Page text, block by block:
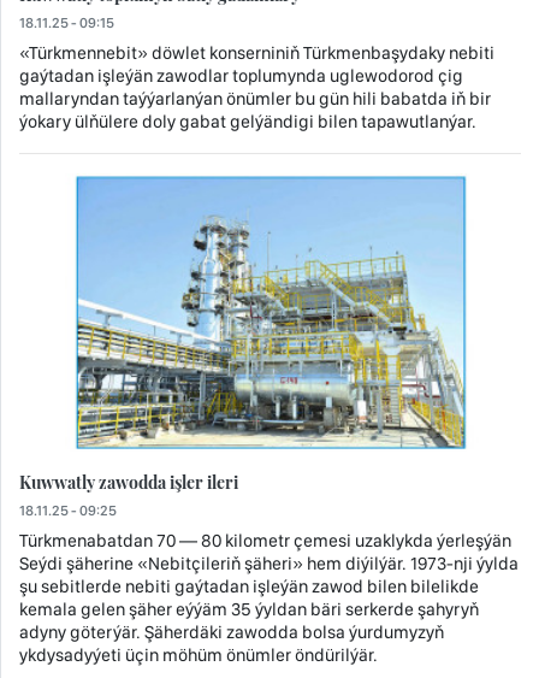
18.11.25 - 09:15
«Türkmennebit» döwlet konserniniň Türkmenbaşydaky nebiti
gaýtadan işleýän zawodlar toplumynda uglewodorod çig
mallaryndan taýýarlanýan önümler bu gün hili babatda iň bir
ýokary ülňülere doly gabat gelýändigi bilen tapawutlanýar.
Kuwwatly zawodda işler ileri
18.11.25 - 09:25
Türkmenabatdan 70 — 80 kilometr çemesi uzaklykda ýerleşýän
Seýdi şäherine «Nebitçileriň şäheri» hem diýilýär. 1973-nji ýylda
şu sebitlerde nebiti gaýtadan işleýän zawod bilen bilelikde
kemala gelen şäher eýýäm 35 ýyldan bäri serkerde şahyryň
adyny göterýär. Şäherdäki zawodda bolsa ýurdumyzyň
ykdysadyýeti üçin möhüm önümler öndürilýär.